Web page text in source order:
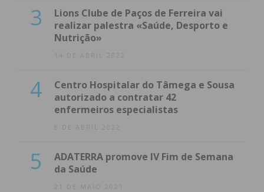
3
Lions Clube de Paços de Ferreira vai
realizar palestra «Saúde, Desporto e
Nutrição»
14 DE ABRIL 2022
4
Centro Hospitalar do Tâmega e Sousa
autorizado a contratar 42
enfermeiros especialistas
8 DE ABRIL 2022
5
ADATERRA promove IV Fim de Semana
da Saúde
21 DE MAIO 2021